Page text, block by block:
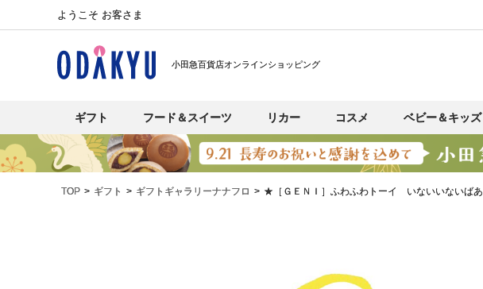
ようこそ お客さま
小田急百貨店オンラインショッピング
ギフト フード＆スイーツ リカー コスメ ベビー＆キッズ
TOP ギフト ギフトギャラリーナナフロ ★［ＧＥＮＩ］ふわふわトーイ いないいないばあ